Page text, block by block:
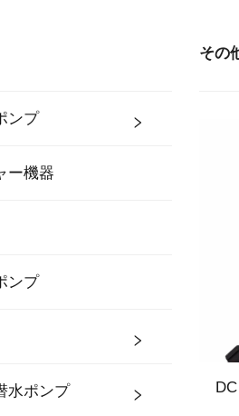
ンプ
ー機器
ンプ
水ポンプ
その